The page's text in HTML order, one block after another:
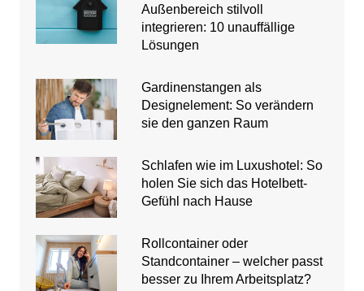
Außenbereich stilvoll
integrieren: 10 unauffällige
Lösungen
Gardinenstangen als
Designelement: So verändern
sie den ganzen Raum
Schlafen wie im Luxushotel: So
holen Sie sich das Hotelbett-
Gefühl nach Hause
Rollcontainer oder
Standcontainer – welcher passt
besser zu Ihrem Arbeitsplatz?